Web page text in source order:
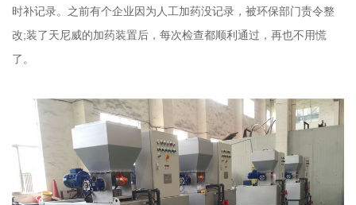
时补记录。之前有个企业因为人工加药没记录，被环保部门责令整
改;装了天尼威的加药装置后，每次检查都顺利通过，再也不用慌
了。